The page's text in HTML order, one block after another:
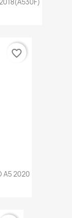
A5 2020
favorite_border